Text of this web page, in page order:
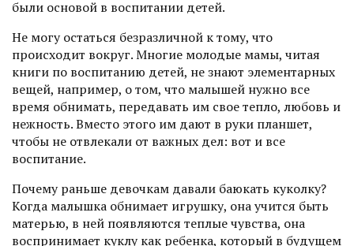
были основой в воспитании детей.
Не могу остаться безразличной к тому, что
происходит вокруг. Многие молодые мамы, читая
книги по воспитанию детей, не знают элементарных
вещей, например, о том, что малышей нужно все
время обнимать, передавать им свое тепло, любовь и
нежность. Вместо этого им дают в руки планшет,
чтобы не отвлекали от важных дел: вот и все
воспитание.
Почему раньше девочкам давали баюкать куколку?
Когда малышка обнимает игрушку, она учится быть
матерью, в ней появляются теплые чувства, она
воспринимает куклу как ребенка, который в будущем